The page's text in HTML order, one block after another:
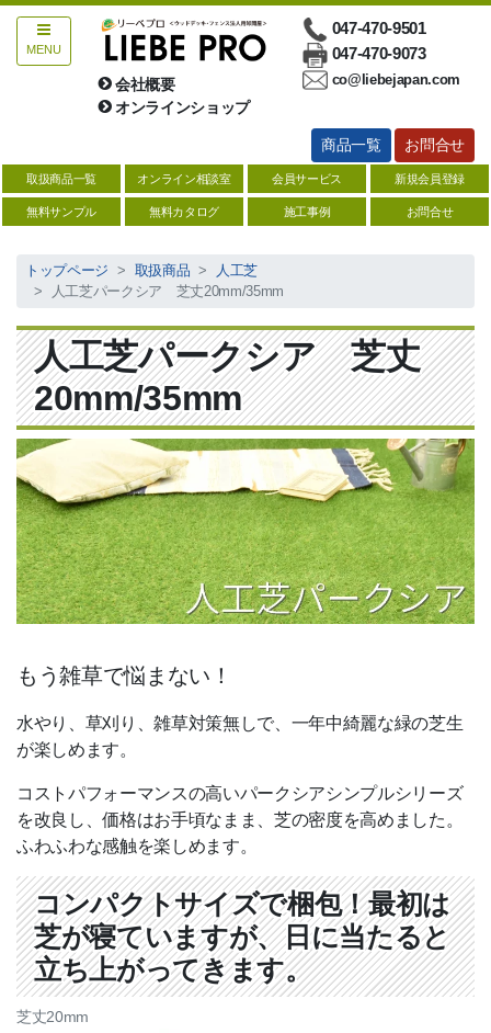
MENU
会社概要
オンラインショップ
047-470-9501
047-470-9073
co@liebejapan.com
商品一覧 お問合せ
取扱商品一覧 オンライン相談室 会員サービス 新規会員登録
無料サンプル 無料カタログ 施工事例 お問合せ
トップページ 取扱商品
人工芝
人工芝パークシア 芝丈20mm/35mm
人工芝パークシア 芝丈
20mm/35mm
もう雑草で悩まない！
水やり、草刈り、雑草対策無しで、一年中綺麗な緑の芝生
が楽しめます。
コストパフォーマンスの高いパークシアシンプルシリーズ
を改良し、価格はお手頃なまま、芝の密度を高めました。
ふわふわな感触を楽しめます。
コンパクトサイズで梱包！最初は
芝が寝ていますが、日に当たると
立ち上がってきます。
芝丈20mm
お問合せ
ハードウッド【サイズ一覧表】
防腐注入材【サイズ一覧】
ソフトウッド【サイズ一覧】
デッキ関連商品
縁台・デッキキット
塗料・防腐剤・メンテナンス用品
人工芝
防草・除草・防根シート
総合フェンス
アルミ支柱（定尺・即納）
枕木（コンクリート・堅木・防
腐）
石材
ガーデンファニチャー
ウッドパネル
物置
レッドシダー製 外壁・内装材
エクステリア資材